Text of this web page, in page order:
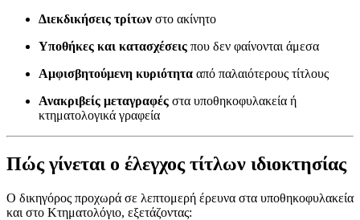
Διεκδικήσεις τρίτων στο ακίνητο
Υποθήκες και κατασχέσεις που δεν φαίνονται άμεσα
Αμφισβητούμενη κυριότητα από παλαιότερους τίτλους
Ανακριβείς μεταγραφές στα υποθηκοφυλακεία ή
κτηματολογικά γραφεία
Πώς γίνεται ο έλεγχος τίτλων ιδιοκτησίας
Ο δικηγόρος προχωρά σε λεπτομερή έρευνα στα υποθηκοφυλακεία
και στο Κτηματολόγιο, εξετάζοντας: